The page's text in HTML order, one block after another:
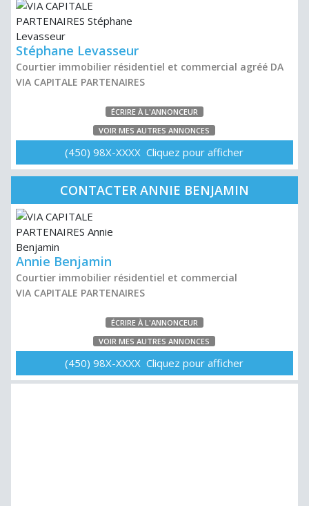
Stéphane Levasseur
Courtier immobilier résidentiel et commercial agréé DA
VIA CAPITALE PARTENAIRES
ÉCRIRE À L'ANNONCEUR
VOIR MES AUTRES ANNONCES
(450) 98X-XXXX Cliquez pour afficher
CONTACTER ANNIE BENJAMIN
Annie Benjamin
Courtier immobilier résidentiel et commercial
VIA CAPITALE PARTENAIRES
ÉCRIRE À L'ANNONCEUR
VOIR MES AUTRES ANNONCES
(450) 98X-XXXX Cliquez pour afficher